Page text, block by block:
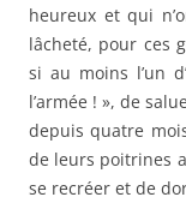
heureux et qui
lâcheté, pour ces
si au moins l’un
l’armée ! », de
depuis quatre
de leurs poitrines
se recréer et de